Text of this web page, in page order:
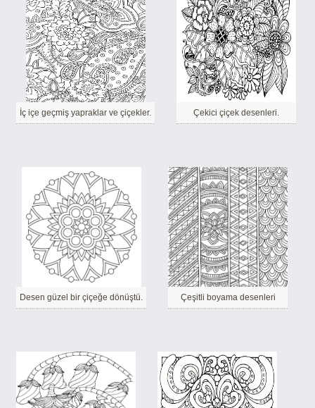
İç içe geçmiş yapraklar ve çiçekler. Çekici çiçek desenleri.
Desen güzel bir çiçeğe dönüştü. Çeşitli boyama desenleri